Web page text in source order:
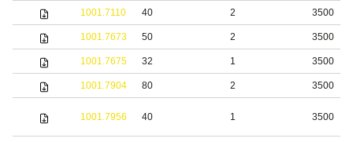
1001.7110 40 2 3500
1001.7673 50 2 3500
1001.7675 32 1 3500
1001.7904 80 2 3500
1001.7956 40 1 3500